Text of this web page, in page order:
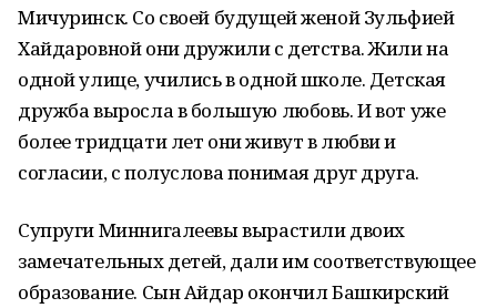
Мичуринск. Со своей будущей женой Зульфией
Хайдаровной они дружили с детства. Жили на
одной улице, учились в одной школе. Детская
дружба выросла в большую любовь. И вот уже
более тридцати лет они живут в любви и
согласии, с полуслова понимая друг друга.
Супруги Миннигалеевы вырастили двоих
замечательных детей, дали им соответствующее
образование. Сын Айдар окончил Башкирский